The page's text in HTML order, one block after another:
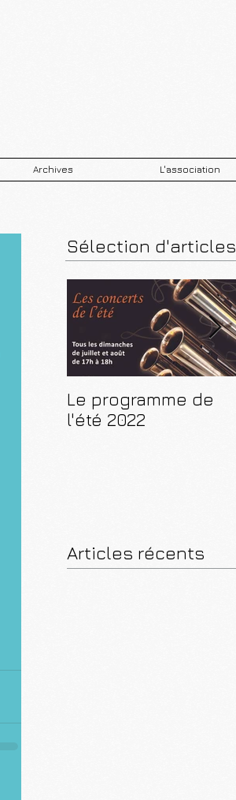
Archives L'association
Sélection d'articles
Le programme de
l'été 2022
Articles récents